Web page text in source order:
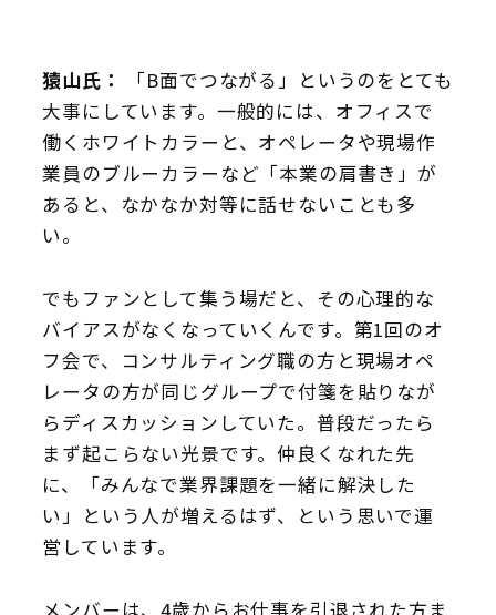
猿山氏：
「B面でつながる」というのをとても
大事にしています。一般的には、オフィスで
働くホワイトカラーと、オペレータや現場作
業員のブルーカラーなど「本業の肩書き」が
あると、なかなか対等に話せないことも多
い。
でもファンとして集う場だと、その心理的な
バイアスがなくなっていくんです。第1回のオ
フ会で、コンサルティング職の方と現場オペ
レータの方が同じグループで付箋を貼りなが
らディスカッションしていた。普段だったら
まず起こらない光景です。仲良くなれた先
に、「みんなで業界課題を一緒に解決した
い」という人が増えるはず、という思いで運
営しています。
メンバーは、4歳からお仕事を引退された方ま